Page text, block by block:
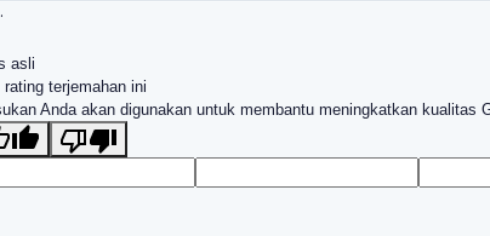
.
asli
rating terjemahan ini
Anda akan digunakan untuk membantu meningkatkan kualitas